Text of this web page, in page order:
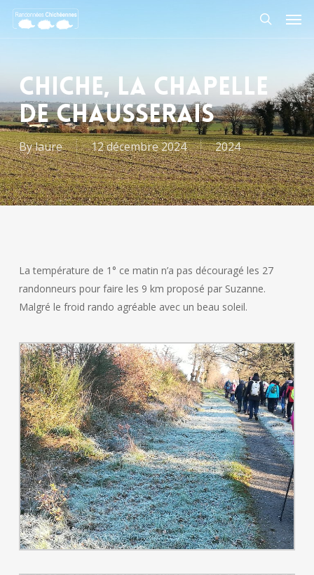
Skip
CHICHE, LA CHAPELLE
DE CHAUSSERAIS
Bylaure 12 décembre 2024 2024
La température de 1° ce matin n’a pas découragé les 27
randonneurs pour faire les 9 km proposé par Suzanne.
Malgré le froid rando agréable avec un beau soleil.